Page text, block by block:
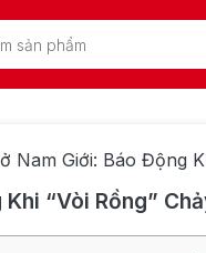
Nam Giới: Báo Động
“Vòi Rồng”